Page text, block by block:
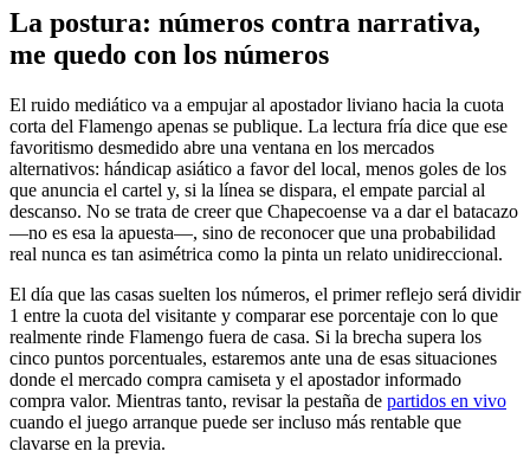
La postura: números contra narrativa,
me quedo con los números
El ruido mediático va a empujar al apostador liviano hacia la cuota
corta del Flamengo apenas se publique. La lectura fría dice que ese
favoritismo desmedido abre una ventana en los mercados
alternativos: hándicap asiático a favor del local, menos goles de los
que anuncia el cartel y, si la línea se dispara, el empate parcial al
descanso. No se trata de creer que Chapecoense va a dar el batacazo
—no es esa la apuesta—, sino de reconocer que una probabilidad
real nunca es tan asimétrica como la pinta un relato unidireccional.
El día que las casas suelten los números, el primer reflejo será dividir
1 entre la cuota del visitante y comparar ese porcentaje con lo que
realmente rinde Flamengo fuera de casa. Si la brecha supera los
cinco puntos porcentuales, estaremos ante una de esas situaciones
donde el mercado compra camiseta y el apostador informado
compra valor. Mientras tanto, revisar la pestaña de partidos en vivo
cuando el juego arranque puede ser incluso más rentable que
clavarse en la previa.